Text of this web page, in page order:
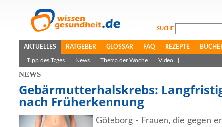
SUCHE
AKTUELLES RATGEBER GLOSSAR FAQ REZEPTE
Tipp des Tages News Thema der Woche Video
NEWS
Gebärmutterhalskrebs:
nach Früherkennung
Göteborg - Frauen, die gegen